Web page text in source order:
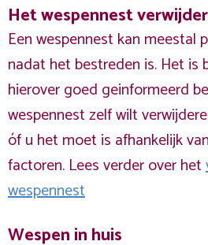
Het wespennest
Een wespennest kan meestal
nadat het bestreden is. Het is
hierover goed geinformeerd
wespennest zelf wilt
óf u het moet is afhankelijk
factoren. Lees verder over het
wespennest
Wespen in huis